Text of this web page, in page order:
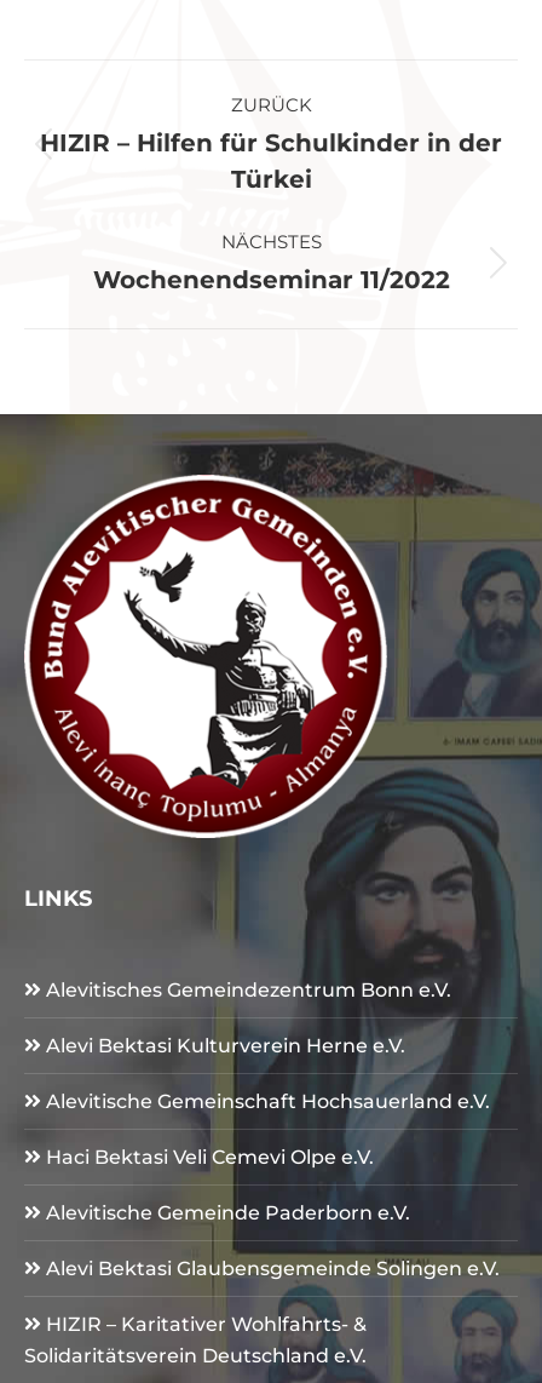
Kommentarnavigation
ZURÜCK
Vorheriger
Beitrag:
HIZIR – Hilfen für Schulkinder in der
Türkei
NÄCHSTES
Nächster
Wochenendseminar 11/2022
LINKS
Alevitisches Gemeindezentrum Bonn e.V.
Alevi Bektasi Kulturverein Herne e.V.
Alevitische Gemeinschaft Hochsauerland e.V.
Haci Bektasi Veli Cemevi Olpe e.V.
Alevitische Gemeinde Paderborn e.V.
Alevi Bektasi Glaubensgemeinde Solingen e.V.
HIZIR – Karitativer Wohlfahrts- &
Solidaritätsverein Deutschland e.V.